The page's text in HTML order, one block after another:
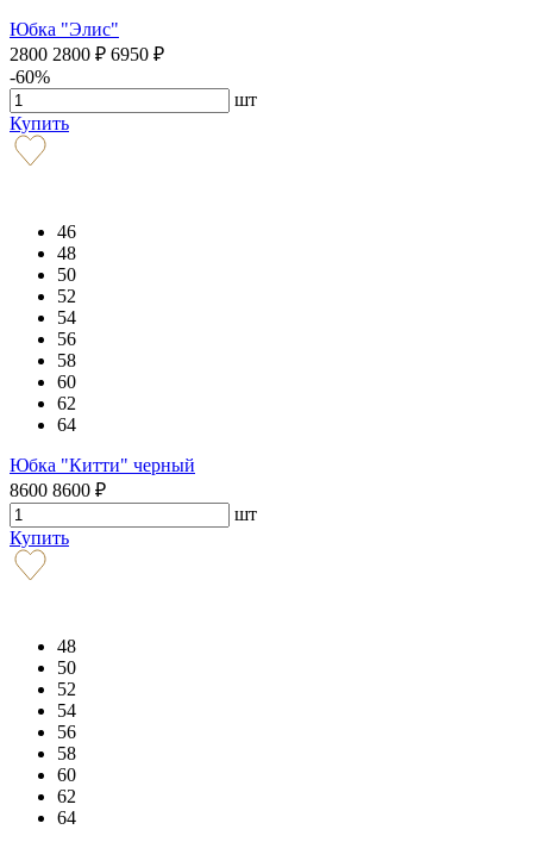
Юбка "Элис"
2800 2800 ₽ 6950 ₽
-60%
шт
Купить
46
48
50
52
54
56
58
60
62
64
Юбка "Китти" черный
8600 8600 ₽
шт
Купить
48
50
52
54
56
58
60
62
64